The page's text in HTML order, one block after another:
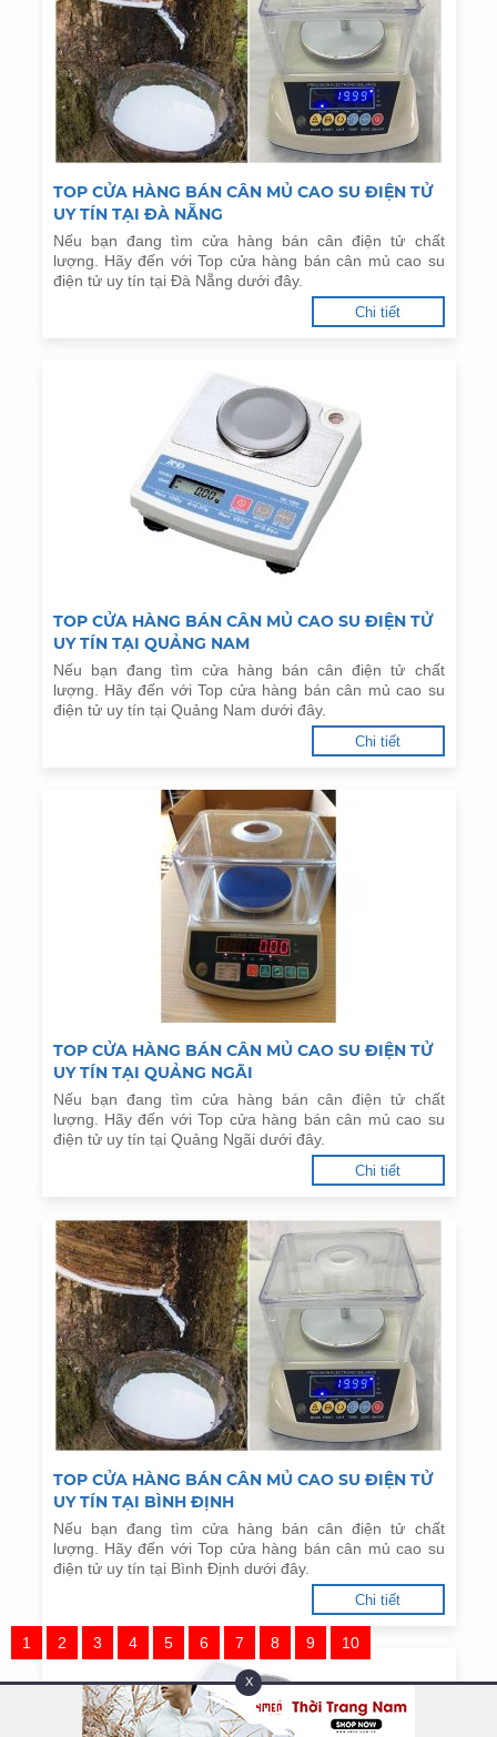
TOP CỬA HÀNG BÁN CÂN MỦ CAO SU ĐIỆN TỬ
UY TÍN TẠI ĐÀ NẴNG
Nếu bạn đang tìm cửa hàng bán cân điện tử chất
lượng. Hãy đến với Top cửa hàng bán cân mủ cao su
điện tử uy tín tại Đà Nẵng dưới đây.
Chi tiết
TOP CỬA HÀNG BÁN CÂN MỦ CAO SU ĐIỆN TỬ
UY TÍN TẠI QUẢNG NAM
Nếu bạn đang tìm cửa hàng bán cân điện tử chất
lượng. Hãy đến với Top cửa hàng bán cân mủ cao su
điện tử uy tín tại Quảng Nam dưới đây.
Chi tiết
TOP CỬA HÀNG BÁN CÂN MỦ CAO SU ĐIỆN TỬ
UY TÍN TẠI QUẢNG NGÃI
Nếu bạn đang tìm cửa hàng bán cân điện tử chất
lượng. Hãy đến với Top cửa hàng bán cân mủ cao su
điện tử uy tín tại Quảng Ngãi dưới đây.
Chi tiết
TOP CỬA HÀNG BÁN CÂN MỦ CAO SU ĐIỆN TỬ
UY TÍN TẠI BÌNH ĐỊNH
Nếu bạn đang tìm cửa hàng bán cân điện tử chất
lượng. Hãy đến với Top cửa hàng bán cân mủ cao su
điện tử uy tín tại Bình Định dưới đây.
Chi tiết
1 2 3 4 5 6 7 8 9 10
X